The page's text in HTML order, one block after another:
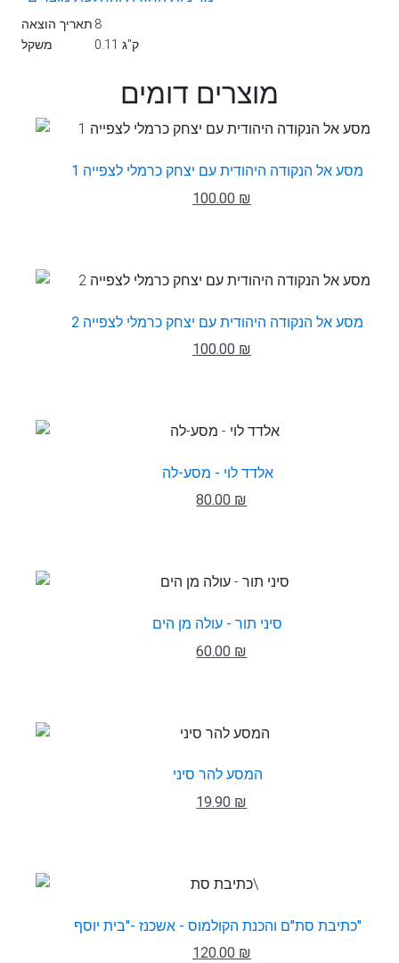
תאריך הוצאה 8
משקל
0.11 ק"ג
מוצרים דומים
מסע אל הנקודה היהודית עם יצחק כרמלי לצפייה 1
100.00 ₪
מסע אל הנקודה היהודית עם יצחק כרמלי לצפייה 2
100.00 ₪
אלדד לוי - מסע-לה
80.00 ₪
סיני תור - עולה מן הים
60.00 ₪
המסע להר סיני
19.90 ₪
כתיבת סת"ם והכנת הקולמוס - אשכנז -"בית יוסף"
120.00 ₪